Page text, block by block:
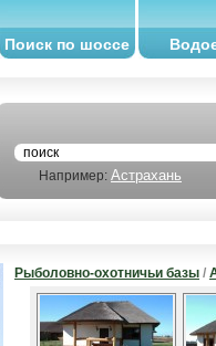
Поиск по шоссе
Например: Астрахань
Рыболовно-охотничьи базы /